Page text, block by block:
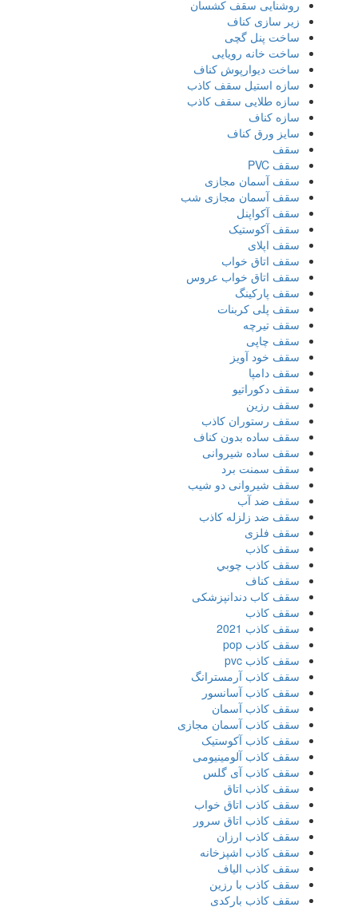
روشنایی سقف کشسان
زیر سازی کناف
ساخت پنل گچی
ساخت خانه رویایی
ساخت دیوارپوش کناف
سازه استیل سقف کاذب
سازه طلایی سقف کاذب
سازه کناف
سایز ورق کناف
سقف
سقف PVC
سقف آسمان مجازی
سقف آسمان مجازی شب
سقف آکواپنل
سقف آکوستیک
سقف اپلای
سقف اتاق خواب
سقف اتاق خواب عروس
سقف پارکینگ
سقف پلی کربنات
سقف تیرچه
سقف چاپی
سقف خود آویز
سقف دامپا
سقف دکوراتیو
سقف رزین
سقف رستوران کاذب
سقف ساده بدون کناف
سقف ساده شیروانی
سقف سمنت برد
سقف شیروانی دو شیب
سقف ضد آب
سقف ضد زلزله کاذب
سقف فلزی
سقف كاذب
سقف كاذب چوبي
سقف كناف
سقف کاب دندانپزشکی
سقف کاذب
سقف کاذب 2021
سقف کاذب pop
سقف کاذب pvc
سقف کاذب آرمسترانگ
سقف کاذب آسانسور
سقف کاذب آسمان
سقف کاذب آسمان مجازی
سقف کاذب آکوستیک
سقف کاذب آلومینیومی
سقف کاذب آی گلس
سقف کاذب اتاق
سقف کاذب اتاق خواب
سقف کاذب اتاق سرور
سقف کاذب ارزان
سقف کاذب اشپزخانه
سقف کاذب الیاف
سقف کاذب با رزین
سقف کاذب بارکدی